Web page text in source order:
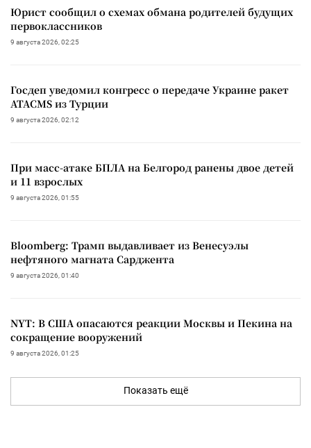
Юрист сообщил о схемах обмана родителей будущих
первоклассников
9 августа 2026, 02:25
Госдеп уведомил конгресс о передаче Украине ракет
ATACMS из Турции
9 августа 2026, 02:12
При масс-атаке БПЛА на Белгород ранены двое детей
и 11 взрослых
9 августа 2026, 01:55
Bloomberg: Трамп выдавливает из Венесуэлы
нефтяного магната Сарджента
9 августа 2026, 01:40
NYT: В США опасаются реакции Москвы и Пекина на
сокращение вооружений
9 августа 2026, 01:25
Показать ещё